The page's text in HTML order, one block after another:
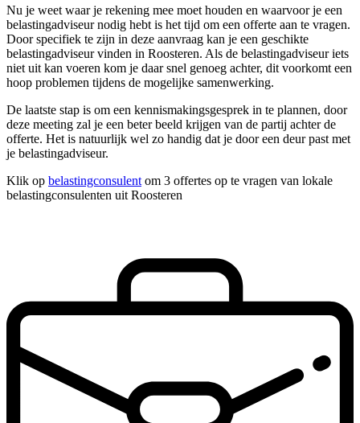
Nu je weet waar je rekening mee moet houden en waarvoor je een
belastingadviseur nodig hebt is het tijd om een offerte aan te vragen.
Door specifiek te zijn in deze aanvraag kan je een geschikte
belastingadviseur vinden in Roosteren. Als de belastingadviseur iets
niet uit kan voeren kom je daar snel genoeg achter, dit voorkomt een
hoop problemen tijdens de mogelijke samenwerking.
De laatste stap is om een kennismakingsgesprek in te plannen, door
deze meeting zal je een beter beeld krijgen van de partij achter de
offerte. Het is natuurlijk wel zo handig dat je door een deur past met
je belastingadviseur.
Klik op belastingconsulent om 3 offertes op te vragen van lokale
belastingconsulenten uit Roosteren